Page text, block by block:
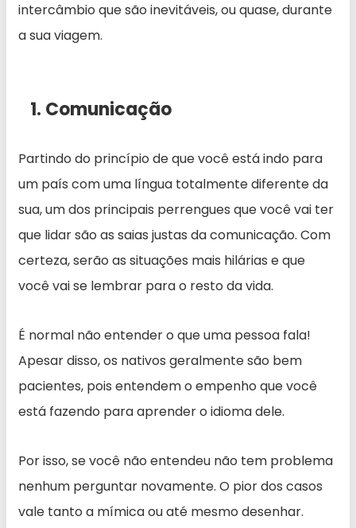
intercâmbio que são inevitáveis, ou quase, durante
a sua viagem.
1. Comunicação
Partindo do princípio de que você está indo para
um país com uma língua totalmente diferente da
sua, um dos principais perrengues que você vai ter
que lidar são as saias justas da comunicação. Com
certeza, serão as situações mais hilárias e que
você vai se lembrar para o resto da vida.
É normal não entender o que uma pessoa fala!
Apesar disso, os nativos geralmente são bem
pacientes, pois entendem o empenho que você
está fazendo para aprender o idioma dele.
Por isso, se você não entendeu não tem problema
nenhum perguntar novamente. O pior dos casos
vale tanto a mímica ou até mesmo desenhar.